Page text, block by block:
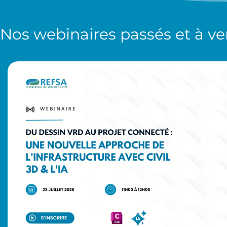
Nos webinaires passés et à